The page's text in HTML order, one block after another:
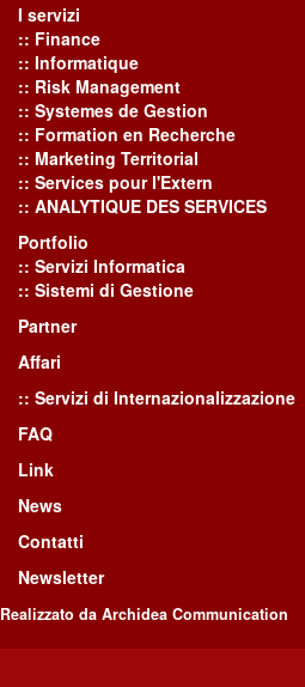
I servizi
:: Finance
:: Informatique
:: Risk Management
:: Systemes de Gestion
:: Formation en Recherche
:: Marketing Territorial
:: Services pour l'Extern
:: ANALYTIQUE DES SERVICES
Portfolio
:: Servizi Informatica
:: Sistemi di Gestione
Partner
Affari
:: Servizi di Internazionalizzazione
FAQ
Link
News
Contatti
Newsletter
Realizzato da Archidea Communication